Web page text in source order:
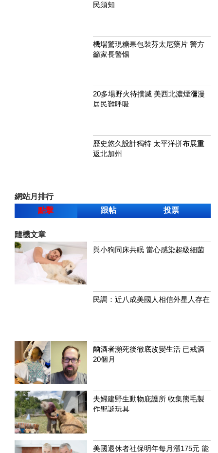
民須知
機場驚現糖果包裝芬太尼藥片 警方
籲家長警惕
20多場野火待撲滅 美西北濃煙瀰漫
居民難呼吸
歷史悠久設計獨特 太平洋拼布展重
返北加州
網站月排行
點擊
跟帖 投票
隨機文章
與小狗同床共眠 當心感染超級細菌
民調：近八成美國人相信外星人存在
酗酒者瀕死後徹底改變生活 已戒酒
20個月
夫婦建野生動物庇護所 收集熊毛製
作聖誕玩具
美國退休者社保明年每月漲175元 能